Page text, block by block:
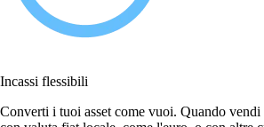
Incassi flessibili
Converti i tuoi asset come vuoi. Quando